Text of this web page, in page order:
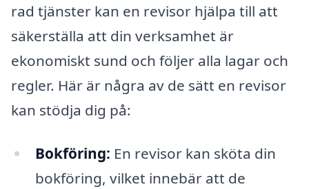
rad tjänster kan en revisor hjälpa till att
säkerställa att din verksamhet är
ekonomiskt sund och följer alla lagar och
regler. Här är några av de sätt en revisor
kan stödja dig på:
Bokföring: En revisor kan sköta din
bokföring, vilket innebär att de